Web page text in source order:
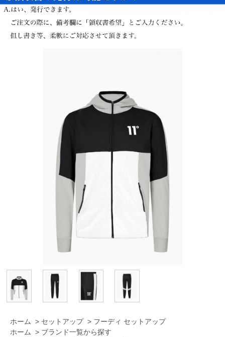
ホーム > セットアップ > フーディ セットアップ
ホーム > ブランド一覧から探す